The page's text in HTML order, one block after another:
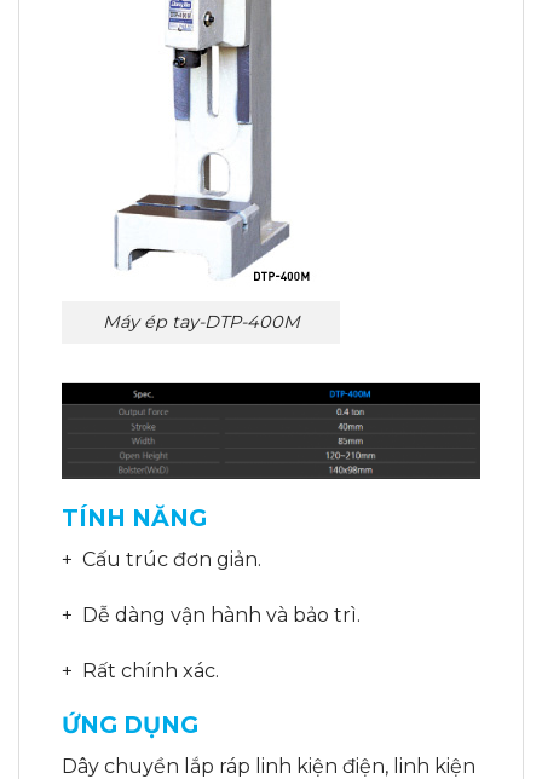
Máy ép tay-DTP-400M
TÍNH NĂNG
+ Cấu trúc đơn giản.
+ Dễ dàng vận hành và bảo trì.
+ Rất chính xác.
ỨNG DỤNG
Dây chuyền lắp ráp linh kiện điện, linh kiện